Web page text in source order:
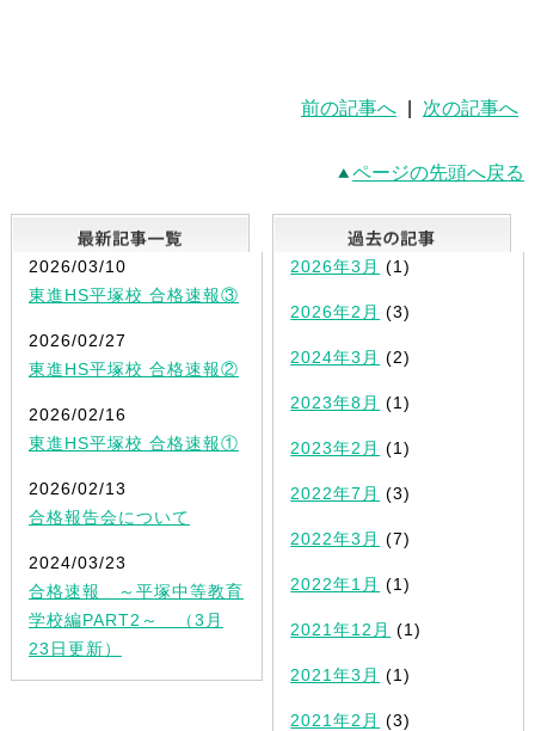
前の記事へ 次の記事へ
ページの先頭へ戻る
最新記事一覧
2026/03/10
東進HS平塚校 合格速報③
2026/02/27
東進HS平塚校 合格速報②
2026/02/16
東進HS平塚校 合格速報①
2026/02/13
合格報告会について
2024/03/23
合格速報 ～平塚中等教育
学校編PART2～ （3月
23日更新）
2026年3月 (1)
2026年2月 (3)
2024年3月 (2)
2023年8月 (1)
2023年2月 (1)
2022年7月 (3)
2022年3月 (7)
2022年1月 (1)
2021年12月 (1)
2021年3月 (1)
2021年2月 (3)